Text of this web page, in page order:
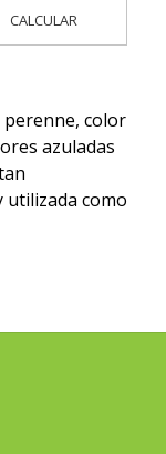
CALCULAR
color
azuladas
utilizada como